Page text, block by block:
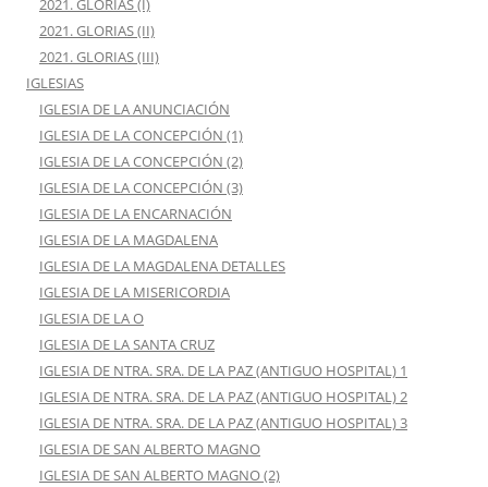
2021. GLORIAS (I)
2021. GLORIAS (II)
2021. GLORIAS (III)
IGLESIAS
IGLESIA DE LA ANUNCIACIÓN
IGLESIA DE LA CONCEPCIÓN (1)
IGLESIA DE LA CONCEPCIÓN (2)
IGLESIA DE LA CONCEPCIÓN (3)
IGLESIA DE LA ENCARNACIÓN
IGLESIA DE LA MAGDALENA
IGLESIA DE LA MAGDALENA DETALLES
IGLESIA DE LA MISERICORDIA
IGLESIA DE LA O
IGLESIA DE LA SANTA CRUZ
IGLESIA DE NTRA. SRA. DE LA PAZ (ANTIGUO HOSPITAL) 1
IGLESIA DE NTRA. SRA. DE LA PAZ (ANTIGUO HOSPITAL) 2
IGLESIA DE NTRA. SRA. DE LA PAZ (ANTIGUO HOSPITAL) 3
IGLESIA DE SAN ALBERTO MAGNO
IGLESIA DE SAN ALBERTO MAGNO (2)